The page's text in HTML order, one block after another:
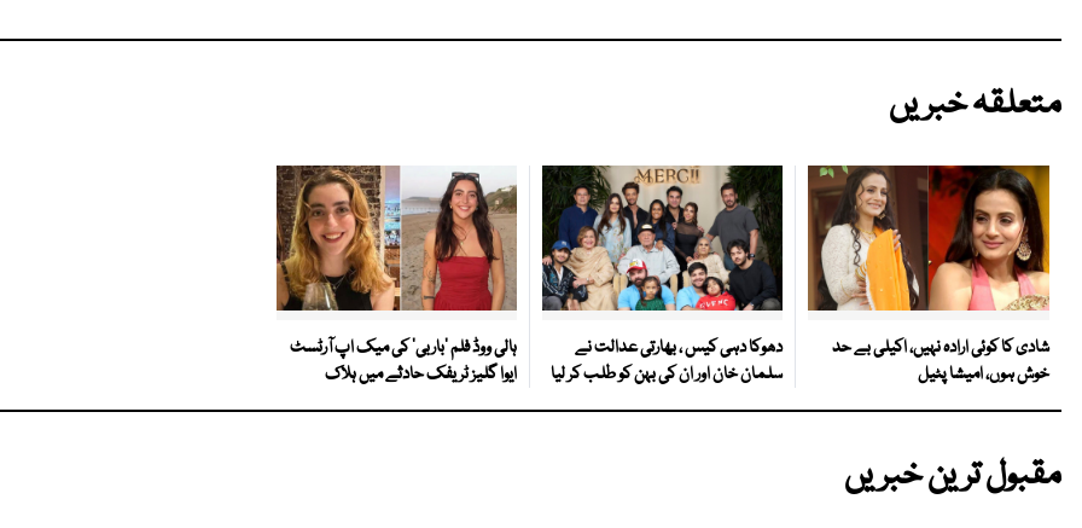
متعلقہ خبریں
شادی کا کوئی ارادہ نہیں، اکیلی بے حد
خوش ہوں، امیشا پٹیل
دھوکا دہی کیس ، بھارتی عدالت نے
سلمان خان اور ان کی بہن کو طلب کر لیا
ہالی ووڈ فلم ’باربی‘ کی میک اپ آرٹسٹ
ایوا گلیز ٹریفک حادثے میں ہلاک
مقبول ترین خبریں